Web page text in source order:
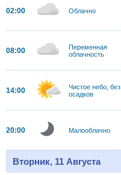
02:00 Облачно
08:00
Переменная
облачность
14:00
Чистое небо, без
осадков
20:00 Малооблачно
Вторник, 11 Августа